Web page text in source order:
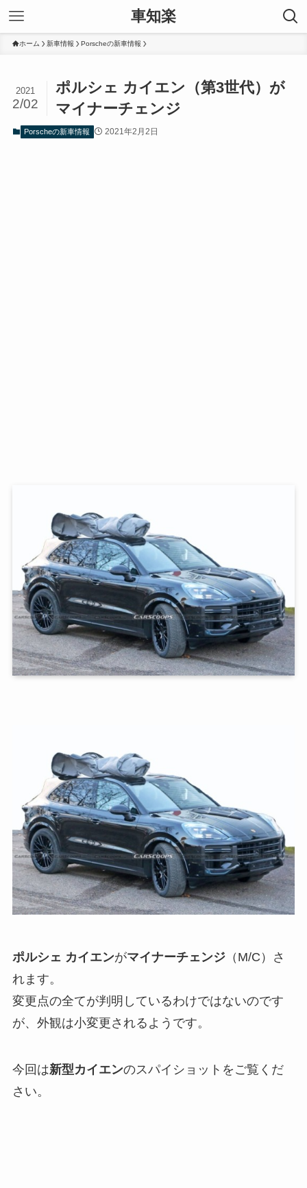
車知楽
ホーム 新車情報 Porscheの新車情報
ポルシェ カイエン（第3世代）が
マイナーチェンジ
2021
2/02
Porscheの新車情報 2021年2月2日
ポルシェ カイエンがマイナーチェンジ（M/C）さ
れます。
変更点の全てが判明しているわけではないのです
が、外観は小変更されるようです。
今回は新型カイエンのスパイショットをご覧くだ
さい。